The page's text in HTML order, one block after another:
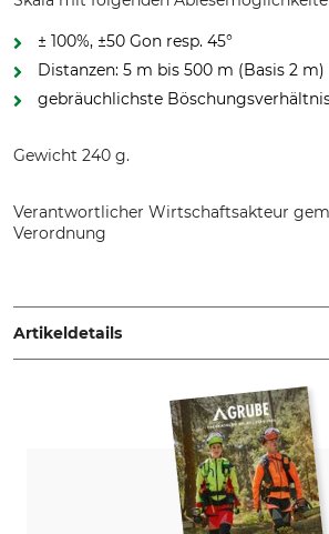
± 100%, ±50 Gon resp. 45°
Distanzen: 5 m bis 500 m (Basis 2 m)
gebräuchlichste
Gewicht 240 g.
Verantwortlicher Wirtschaftsakteur
Verordnung
Austria, www.grube.at
Artikeldetails
Haag-Streit Spectros
Modellbezeichnung